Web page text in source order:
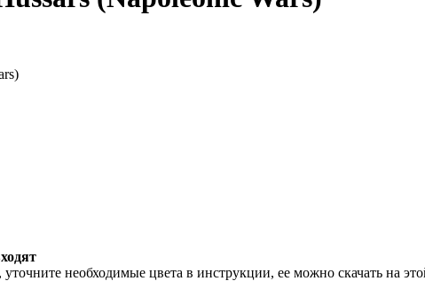
необходимые цвета в инструкции, ее можно скачать на